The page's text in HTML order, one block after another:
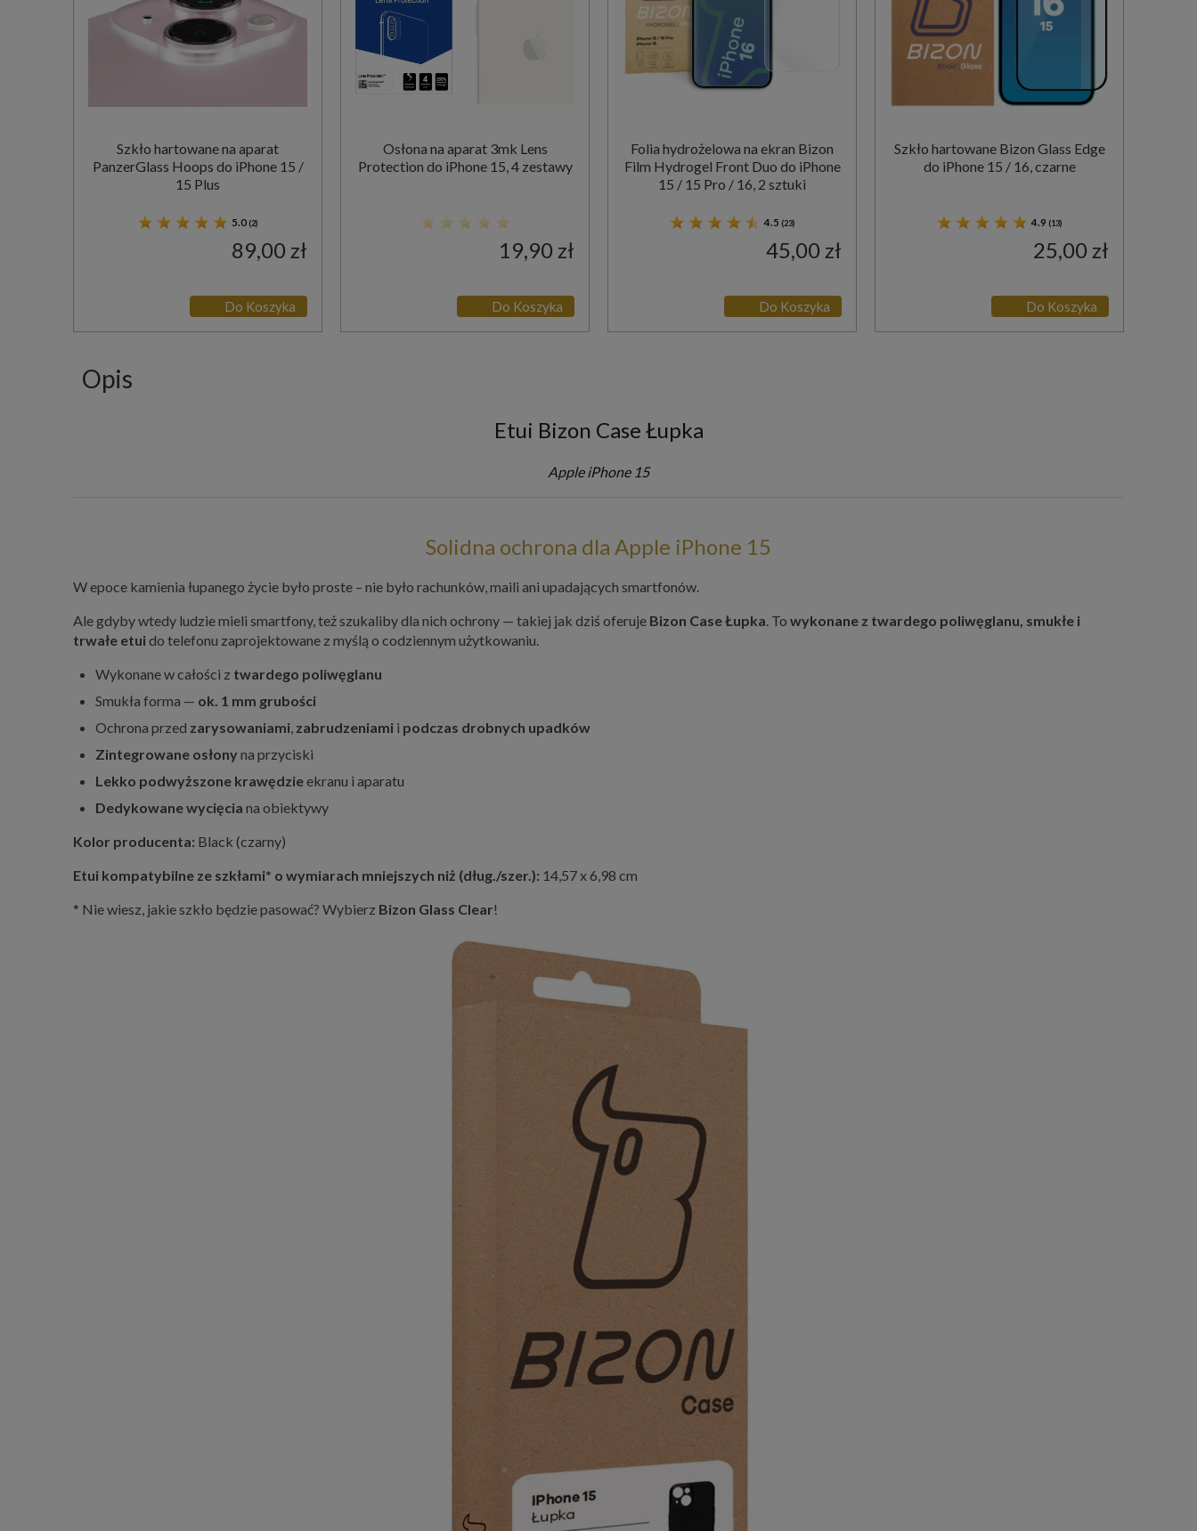
Szkło hartowane na aparat
PanzerGlass Hoops do iPhone 15 /
15 Plus
5.0 (2)
89,00 zł
Do Koszyka
Osłona na aparat 3mk Lens
Protection do iPhone 15, 4 zestawy
19,90 zł
Do Koszyka
Folia hydrożelowa na ekran Bizon
Film Hydrogel Front Duo do iPhone
15 / 15 Pro / 16, 2 sztuki
4.5 (23)
45,00 zł
Do Koszyka
Szkło hartowane Bizon Glass Edge
do iPhone 15 / 16, czarne
4.9 (13)
25,00 zł
Do Koszyka
Opis
Etui Bizon Case Łupka
Apple iPhone 15
Solidna ochrona dla Apple iPhone 15
W epoce kamienia łupanego życie było proste – nie było rachunków, maili ani upadających smartfonów.
Ale gdyby wtedy ludzie mieli smartfony, też szukaliby dla nich ochrony — takiej jak dziś oferuje Bizon Case Łupka . To wykonane z twardego poliwęglanu, smukłe i
trwałe etuido telefonu zaprojektowane z myślą o codziennym użytkowaniu.
Wykonane w całości z twardego poliwęglanu
Smukła forma — ok. 1 mm grubości
Ochrona przed zarysowaniami zabrudzeniami i podczas drobnych upadków
Zintegrowane osłony na przyciski
Lekko podwyższone krawędzieekranu i aparatu
Dedykowane wycięcia na obiektywy
Kolor producenta: Black (czarny)
Etui kompatybilne ze szkłami* o wymiarach mniejszych niż (dług./szer.): 14,57 x 6,98 cm
* Nie wiesz, jakie szkło będzie pasować? Wybierz Bizon Glass Clear!